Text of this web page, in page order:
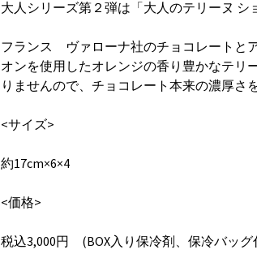
大人シリーズ第２弾は「大人のテリーヌ シ
フランス ヴァローナ社のチョコレートと
オンを使用したオレンジの香り豊かなテリ
りませんので、チョコレート本来の濃厚さ
<サイズ>
約17cm×6×4
<価格>
税込3,000円 (BOX入り保冷剤、保冷バッグ